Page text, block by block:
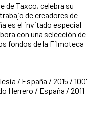
de Taxco, celebra su
de creadores de
es el invitado especial
con una selección de
fondos de la Filmoteca
/ España / 2015 / 100'
Herrero / España / 2011